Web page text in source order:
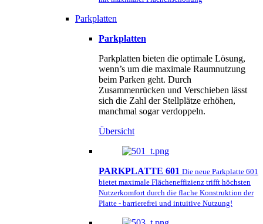
Parkplatten
Parkplatten
Parkplatten bieten die optimale Lösung,
wenn’s um die maximale Raumnutzung
beim Parken geht. Durch
Zusammenrücken und Verschieben lässt
sich die Zahl der Stellplätze erhöhen,
manchmal sogar verdoppeln.
Übersicht
PARKPLATTE 601 Die neue Parkplatte 601
bietet maximale Flächeneffizienz trifft höchsten
Nutzerkomfort durch die flache Konstruktion der
Platte - barrierefrei und intuitive Nutzung!